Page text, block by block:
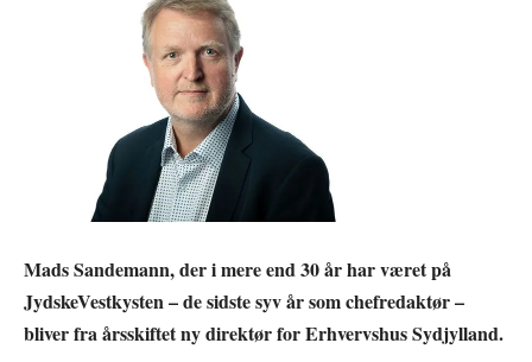
Mads Sandemann, der i mere end 30 år har været på
JydskeVestkysten – de sidste syv år som chefredaktør –
bliver fra årsskiftet ny direktør for Erhvervshus Sydjylland.